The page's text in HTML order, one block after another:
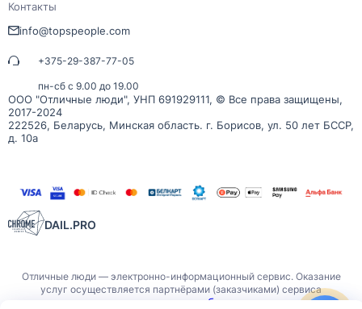
ООО "Отличные люди", УНП 691929111, © Все права защищены,
2017-2024
222526, Беларусь, Минская область. г. Борисов, ул. 50 лет БССР,
д. 10а
Контакты
info@topspeople.com
+375-29-387-77-05
пн-сб с 9.00 до 19.00
DAIL.PRO
Отличные люди — электронно-информационный сервис. Оказание
услуг осуществляется партнёрами (заказчиками) сервиса
публичного договора.